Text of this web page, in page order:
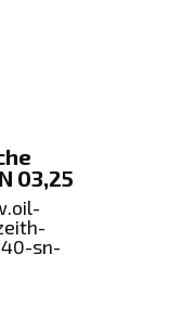
03,25
sn-